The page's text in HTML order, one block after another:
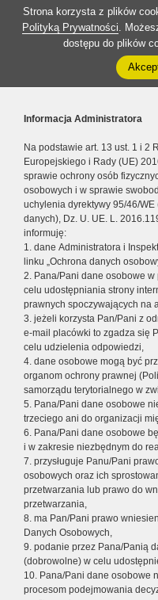
Strona korzysta z plików
Polityką Prywatności.
dostępu do plików
Informacja Administratora
Na podstawie art. 13 ust. 1 i 2
Europejskiego i Rady (UE)
sprawie ochrony osób
osobowych i w sprawie
uchylenia dyrektywy 95/46/
danych), Dz. U. UE. L.
informuję:
1. dane Administratora i
linku „Ochrona danych
2. Pana/Pani dane osobowe w
celu udostępniania strony
prawnych spoczywających na
3. jeżeli korzysta Pan/Pani z
e-mail placówki to zgadza się
celu udzielenia odpowiedzi,
4. dane osobowe mogą być
organom ochrony prawnej
samorządu terytorialnego w
5. Pana/Pani dane osobowe
trzeciego ani do organizacji
6. Pana/Pani dane osobowe
i w zakresie niezbędnym do
7. przysługuje Panu/Pani
osobowych oraz ich
przetwarzania lub prawo do
przetwarzania,
8. ma Pan/Pani prawo
Danych Osobowych,
9. podanie przez Pana/Panią
(dobrowolne) w celu
10. Pana/Pani dane osobowe
procesom podejmowania